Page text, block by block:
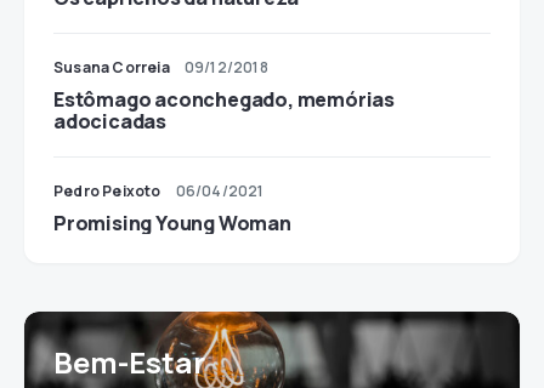
Susana Correia 09/12/2018
Estômago aconchegado, memórias
adocicadas
Pedro Peixoto 06/04/2021
Promising Young Woman
Bem-Estar